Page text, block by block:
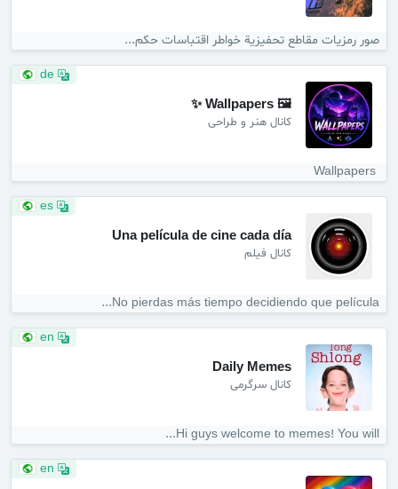
صور رمزيات مقاطع تحفيزية خواطر اقتباسات حكم...
🖼️ Wallpapers ✨
کانال هنر و طراحی
Una película de cine cada día
کانال فیلم
No pierdas más tiempo decidiendo que película...
Daily Memes
کانال سرگرمی
Hi guys welcome to memes! You will...